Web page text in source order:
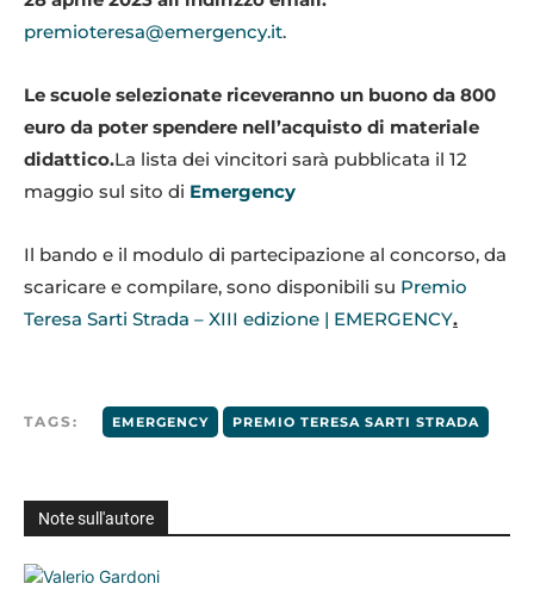
premioteresa@emergency.it.
Le scuole selezionate riceveranno un buono da 800
euro da poter spendere nell’acquisto di materiale
didattico.La lista dei vincitori sarà pubblicata il 12
maggio sul sito di Emergency
Il bando e il modulo di partecipazione al concorso, da
scaricare e compilare, sono disponibili su Premio
Teresa Sarti Strada – XIII edizione | EMERGENCY.
TAGS: EMERGENCY PREMIO TERESA SARTI STRADA
Note sull'autore